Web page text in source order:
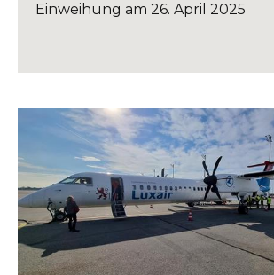
Einweihung am 26. April 2025